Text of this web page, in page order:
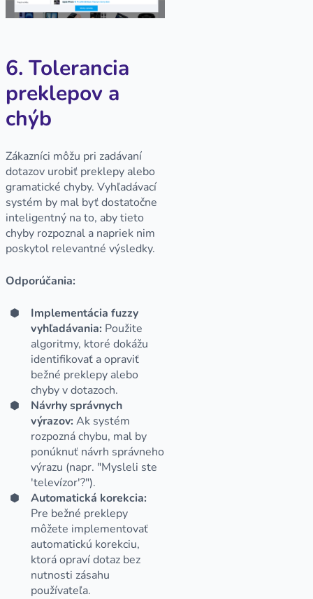
6. Tolerancia
preklepov a
chýb
Zákazníci môžu pri zadávaní
dotazov urobiť preklepy alebo
gramatické chyby. Vyhľadávací
systém by mal byť dostatočne
inteligentný na to, aby tieto
chyby rozpoznal a napriek nim
poskytol relevantné výsledky.
Odporúčania:
Implementácia fuzzy
vyhľadávania: Použite
algoritmy, ktoré dokážu
identifikovať a opraviť
bežné preklepy alebo
chyby v dotazoch.
Návrhy správnych
výrazov: Ak systém
rozpozná chybu, mal by
ponúknuť návrh správneho
výrazu (napr. "Mysleli ste
'televízor'?").
Automatická korekcia:
Pre bežné preklepy
môžete implementovať
automatickú korekciu,
ktorá opraví dotaz bez
nutnosti zásahu
používateľa.